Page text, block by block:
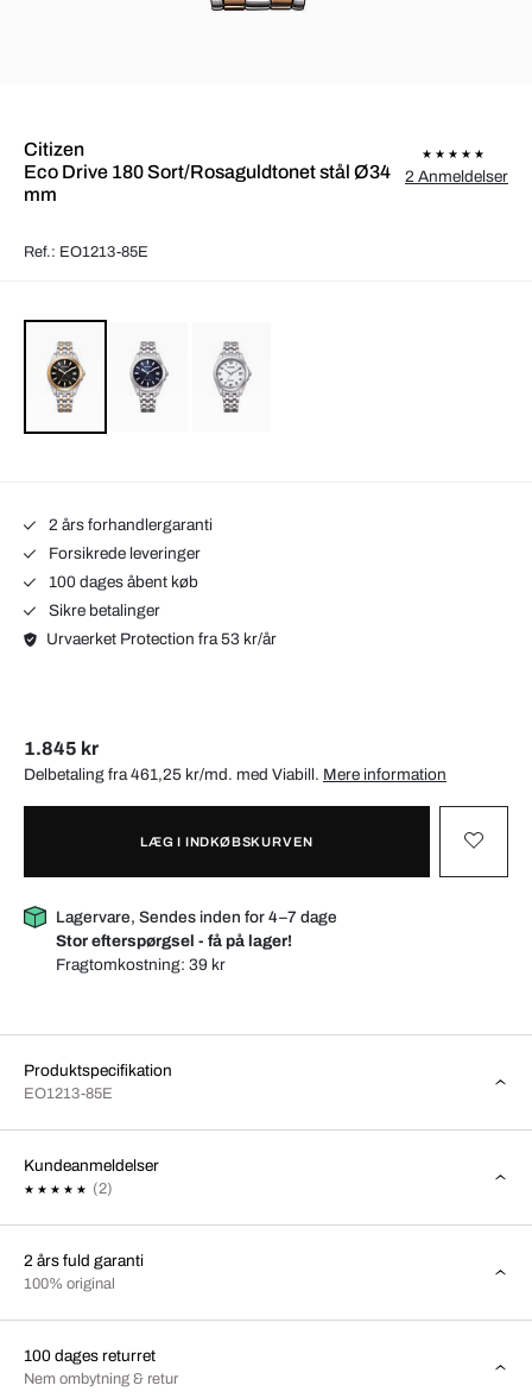
Citizen
Eco Drive 180 Sort/Rosaguldtonet stål Ø34
mm
Ref.: EO1213-85E
2 Anmeldelser
2 års forhandlergaranti
Forsikrede leveringer
100 dages åbent køb
Sikre betalinger
Urvaerket Protection fra 53 kr/år
1.845 kr
Delbetaling fra 461,25 kr/md. med Viabill. Mere information
LÆG I INDKØBSKURVEN
Lagervare, Sendes inden for 4–7 dage
Stor efterspørgsel - få på lager!
Fragtomkostning:39 kr
Produktspecifikation
EO1213-85E
Kundeanmeldelser
(2)
2 års fuld garanti
100% original
100 dages returret
Nem ombytning & retur